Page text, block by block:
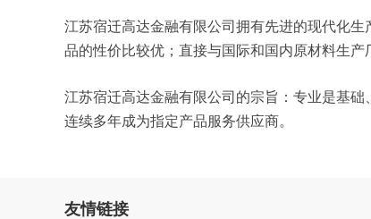
江苏宿迁高达金融有限公司拥有先进的现代化
品的性价比较优；直接与国际和国内原材料生
江苏宿迁高达金融有限公司的宗旨：专业是基
连续多年成为指定产品服务供应商。
友情链接